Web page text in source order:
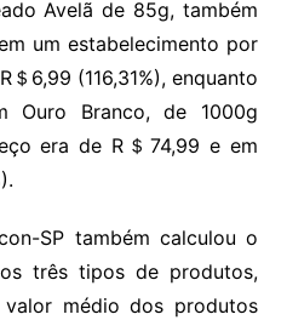
Avelã de 85g, também
um estabelecimento por
＄6,99 (116,31%), enquanto
Ouro Branco, de 1000g
era de R＄74,99 e em
SP também calculou o
três tipos de produtos,
médio dos produtos